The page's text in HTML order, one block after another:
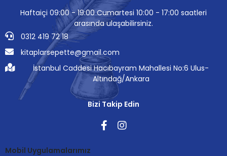
Haftaiçi 09:00 - 19:00 Cumartesi 10:00 - 17:00 saatleri
arasında ulaşabilirsiniz.
0312 419 72 18
kitaplarsepette@gmail.com
İstanbul Caddesi Hacıbayram Mahallesi No:6 Ulus-
Altındağ/Ankara
Bizi Takip Edin
Mobil Uygulamalarımız